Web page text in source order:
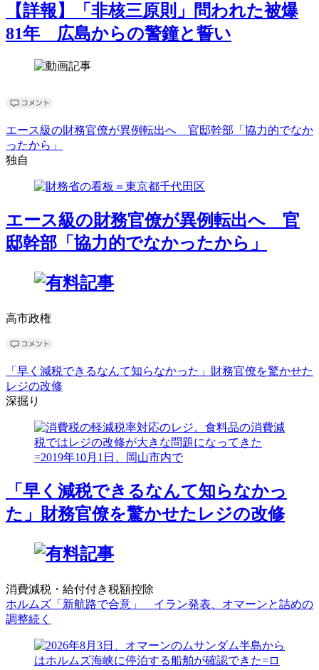
【詳報】「非核三原則」問われた被爆
81年 広島からの警鐘と誓い
エース級の財務官僚が異例転出へ 官邸幹部「協力的でなか
ったから」
独自
エース級の財務官僚が異例転出へ 官
邸幹部「協力的でなかったから」
高市政権
「早く減税できるなんて知らなかった」財務官僚を驚かせた
レジの改修
深掘り
「早く減税できるなんて知らなかっ
た」財務官僚を驚かせたレジの改修
消費減税・給付付き税額控除
ホルムズ「新航路で合意」 イラン発表、オマーンと詰めの
調整続く